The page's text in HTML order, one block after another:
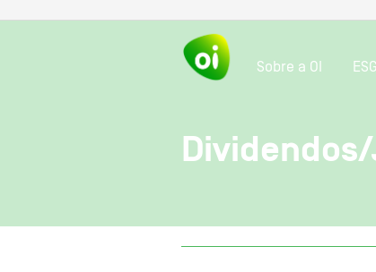
Sobre a OI ESG